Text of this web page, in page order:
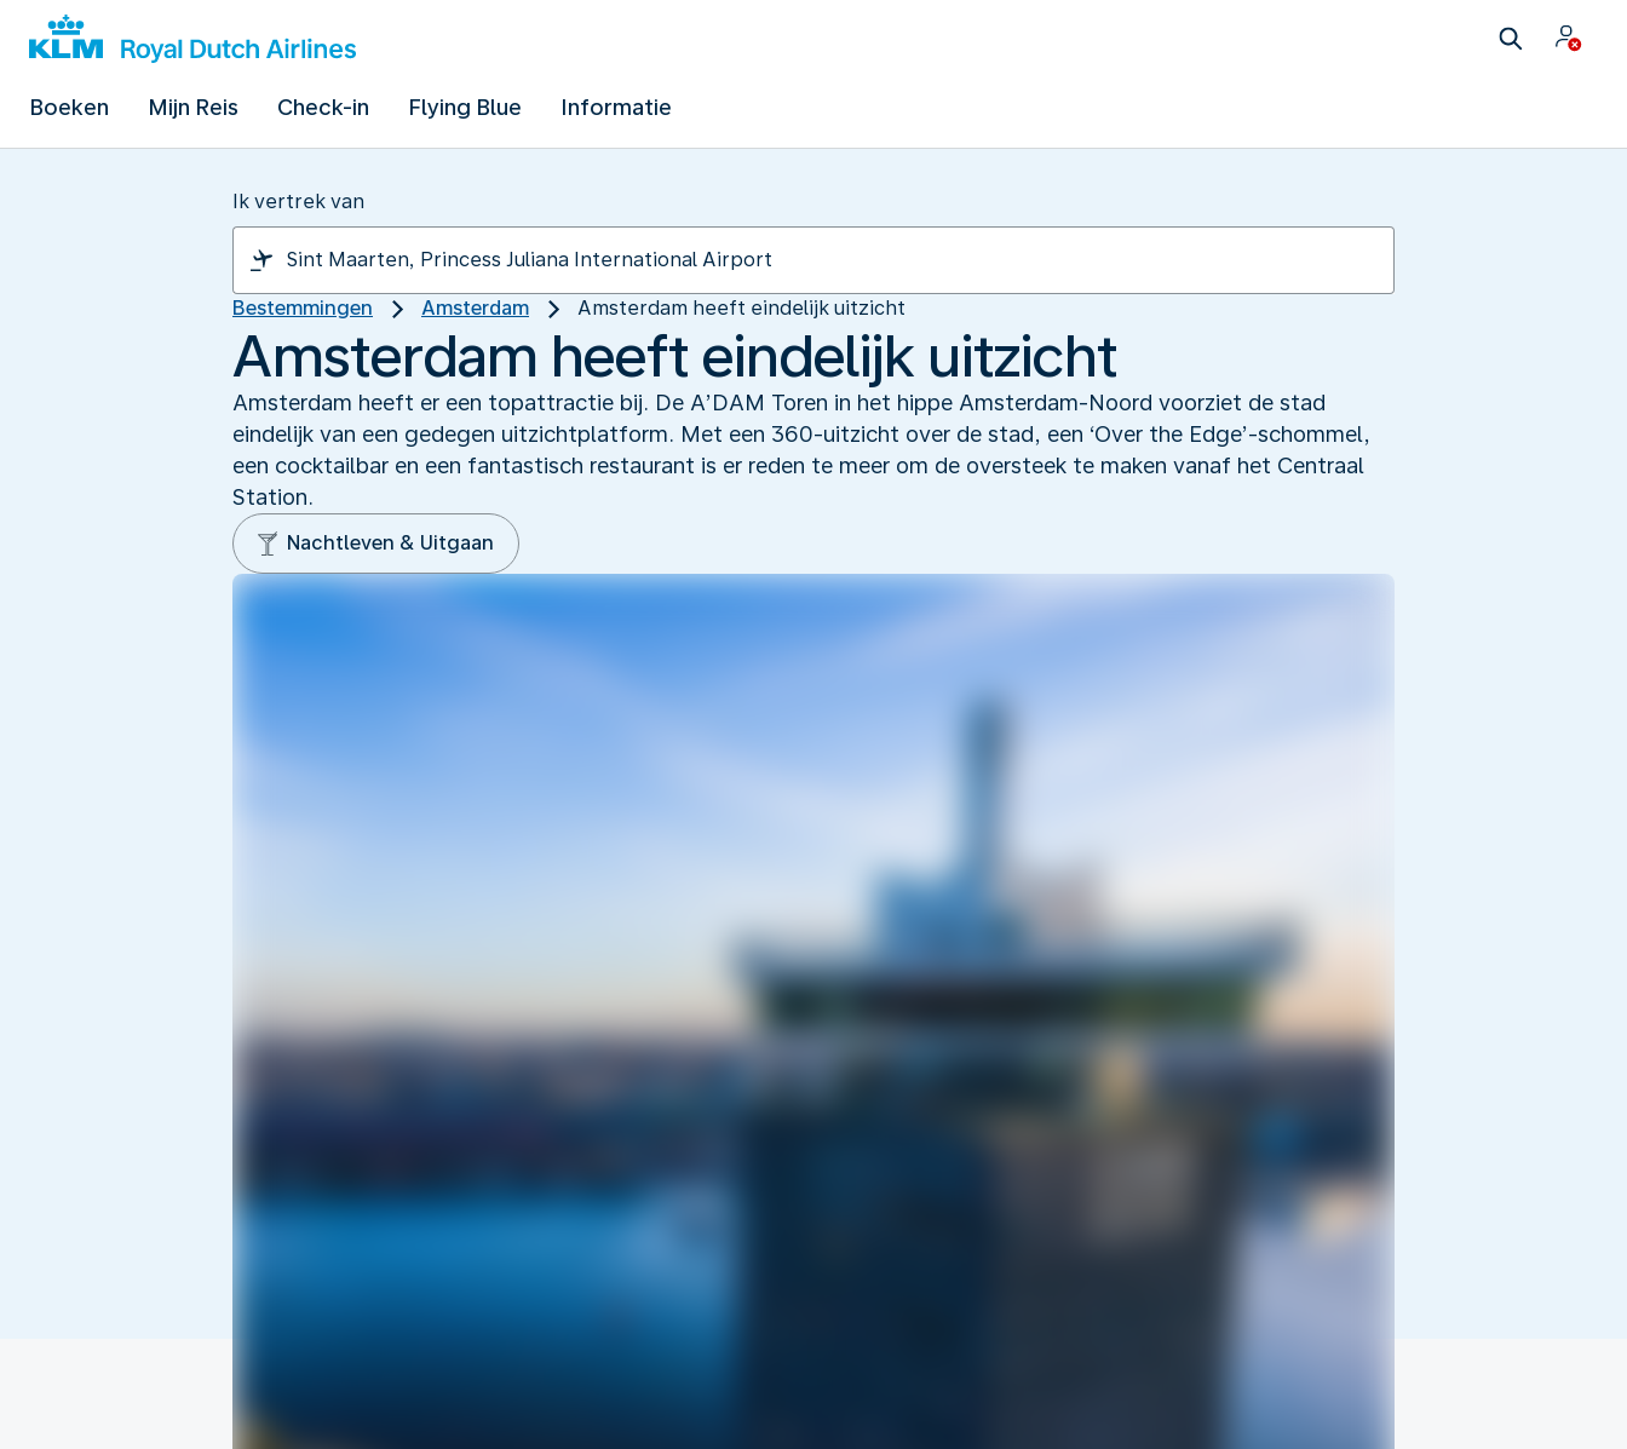
Boeken Mijn Reis Check-in Flying Blue Informatie
Ik vertrek van
Bestemmingen Amsterdam Amsterdam heeft eindelijk uitzicht
Amsterdam heeft eindelijk uitzicht
Amsterdam heeft er een topattractie bij. De A’DAM Toren in het hippe Amsterdam-Noord voorziet de stad
eindelijk van een gedegen uitzichtplatform. Met een 360-uitzicht over de stad, een ‘Over the Edge’-schommel,
een cocktailbar en een fantastisch restaurant is er reden te meer om de oversteek te maken vanaf het Centraal
Station.
Nachtleven & Uitgaan